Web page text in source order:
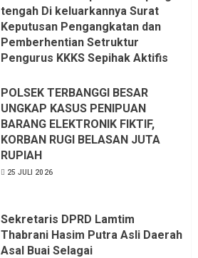
tengah Di keluarkannya Surat
Keputusan Pengangkatan dan
Pemberhentian Setruktur
Pengurus KKKS Sepihak Aktifis
Sangat menantang Aturan dan
Dapat saya pastikan penuh Unsur
KKN, dan Unsur Politik.
6 AGUSTUS 2026
POLSEK TERBANGGI BESAR
UNGKAP KASUS PENIPUAN
BARANG ELEKTRONIK FIKTIF,
KORBAN RUGI BELASAN JUTA
RUPIAH
25 JULI 2026
Sekretaris DPRD Lamtim
Thabrani Hasim Putra Asli Daerah
Asal Buai Selagai